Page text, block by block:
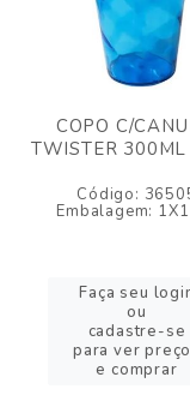
COPO C/
TWISTER
Código:
Embalagem:
Faça seu
ou
cadastre-se
para ver
e comprar